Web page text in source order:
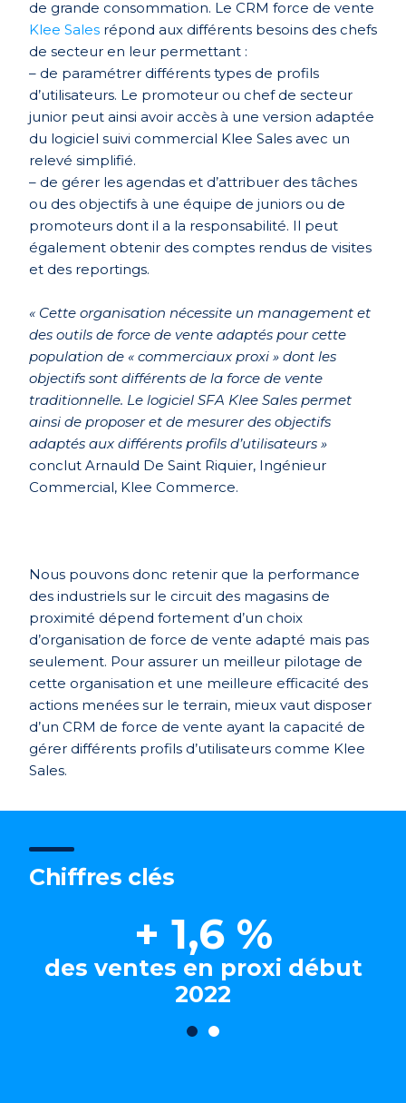
de grande consommation. Le CRM force de vente
Klee Sales répond aux différents besoins des chefs
de secteur en leur permettant :
– de paramétrer différents types de profils
d’utilisateurs. Le promoteur ou chef de secteur
junior peut ainsi avoir accès à une version adaptée
du logiciel suivi commercial Klee Sales avec un
relevé simplifié.
– de gérer les agendas et d’attribuer des tâches
ou des objectifs à une équipe de juniors ou de
promoteurs dont il a la responsabilité. Il peut
également obtenir des comptes rendus de visites
et des reportings.
« Cette organisation nécessite un management et
des outils de force de vente adaptés pour cette
population de « commerciaux proxi » dont les
objectifs sont différents de la force de vente
traditionnelle. Le logiciel SFA Klee Sales permet
ainsi de proposer et de mesurer des objectifs
adaptés aux différents profils d’utilisateurs »
conclut Arnauld De Saint Riquier, Ingénieur
Commercial, Klee Commerce.
Nous pouvons donc retenir que la performance
des industriels sur le circuit des magasins de
proximité dépend fortement d’un choix
d’organisation de force de vente adapté mais pas
seulement. Pour assurer un meilleur pilotage de
cette organisation et une meilleure efficacité des
actions menées sur le terrain, mieux vaut disposer
d’un CRM de force de vente ayant la capacité de
gérer différents profils d’utilisateurs comme Klee
Sales.
Chiffres clés
+ 1,6 %
des ventes en proxi début
2022